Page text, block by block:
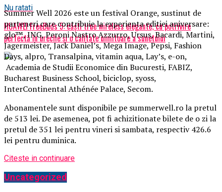
Nu ratati
HUAWEI FreeBuds 5: căști true wireless elegante, cu potrivire
perfectă în ureche și o calitate uimitoare a sunetului
Summer Well 2026 este un festival Orange, sustinut de
parteneri care contribuie la experienta editiei aniversare:
glo™, ING, Peroni Nastro Azzurro, Ursus, Bacardi, Martini,
Jagermeister, Jack Daniel’s, Mega Image, Pepsi, Fashion
Days, alpro, Transalpina, vitamin aqua, Lay’s, e-on,
Academia de Studii Economice din Bucuresti, FABIZ,
Bucharest Business School, biciclop, syoss,
InterContinental Athénée Palace, Secom.
Abonamentele sunt disponibile pe summerwell.ro la pretul
de 513 lei. De asemenea, pot fi achizitionate bilete de o zi la
pretul de 351 lei pentru vineri si sambata, respectiv 426.6
lei pentru duminica.
Citeste in continuare
Uncategorized